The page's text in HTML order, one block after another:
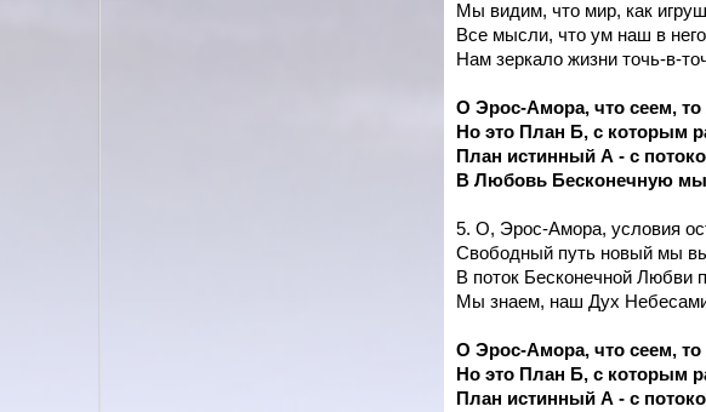
Мы видим, что мир, как
Все мысли, что ум наш в него
Нам зеркало жизни точь-в-
О Эрос-Амора, что сеем,
Но это План Б, с которым
План истинный А - с
В Любовь Бесконечную мы
5. О, Эрос-Амора, условия
Свободный путь новый мы
В поток Бесконечной Любви
Мы знаем, наш Дух
О Эрос-Амора, что сеем,
Но это План Б, с которым
План истинный А - с